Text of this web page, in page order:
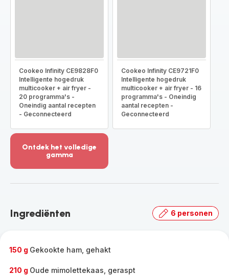
Cookeo Infinity CE9828F0
Intelligente hogedruk
multicooker + air fryer -
20 programma's -
Oneindig aantal recepten
- Geconnecteerd
Cookeo Infinity CE9721F0
Intelligente hogedruk
multicooker + air fryer - 16
programma's - Oneindig
aantal recepten -
Geconnecteerd
Ontdek het volledige
gamma
-
volledige
Ingrediënten 6 personen
150 g Gekookte ham, gehakt
210 g Oude mimolettekaas, geraspt